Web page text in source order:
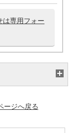
は専用フォー
ージへ戻る